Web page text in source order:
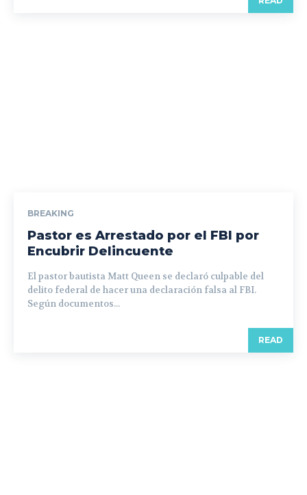
BREAKING
Pastor es Arrestado por el FBI por
Encubrir Delincuente
El pastor bautista Matt Queen se declaró culpable del
delito federal de hacer una declaración falsa al FBI.
Según documentos...
READ